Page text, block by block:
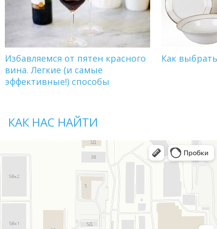
Избавляемся от пятен красного
вина. Легкие (и самые
эффективные!) способы
Как
КАК НАС НАЙТИ